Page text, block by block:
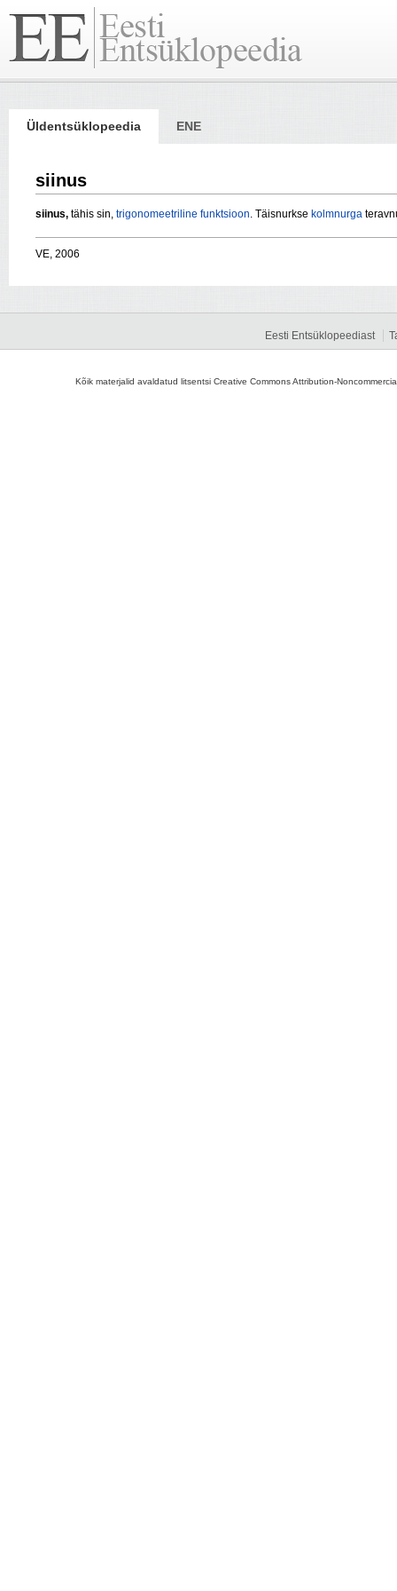
Üldentsüklopeedia ENE
siinus
siinus, tähis sin, trigonomeetriline funktsioon. Täisnurkse kolmnurga
VE, 2006
Eesti Entsüklopeediast
Kõik materjalid avaldatud litsentsi Creative Commons Attribution-